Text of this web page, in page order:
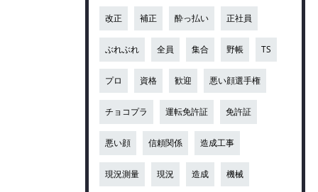
改正 補正 酔っ払い 正社員
ぶれぶれ 全員 集合 野帳 TS
プロ 資格 歓迎 悪い顔選手権
チョコプラ 運転免許証 免許証
悪い顔 信頼関係 造成工事
現況測量 現況 造成 機械